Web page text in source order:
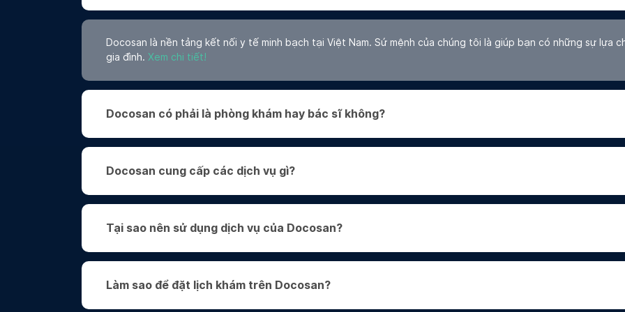
Tin tức
Top 5 bác sĩ tai mũi họng giỏi quận 7 uy tín
Docosan
Docosan
Đường Uy Tín Tại TP.HCM & Hà
Câu hỏi thường gặp